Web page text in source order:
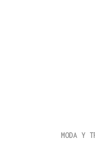
MODA Y